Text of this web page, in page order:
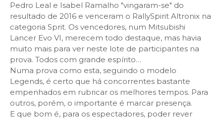
Pedro Leal e Isabel Ramalho "vingaram-se" do
resultado de 2016 e venceram o RallySpirit Altronix na
categoria Sprit. Os vencedores, num Mitsubishi
Lancer Evo VI, merecem todo destaque, mas havia
muito mais para ver neste lote de participantes na
prova. Todos com grande espírito…
Numa prova como esta, seguindo o modelo
Legends, é certo que há concorrentes bastante
empenhados em rubricar os melhores tempos. Para
outros, porém, o importante é marcar presença.
E que bom é, para os espectadores, poder rever